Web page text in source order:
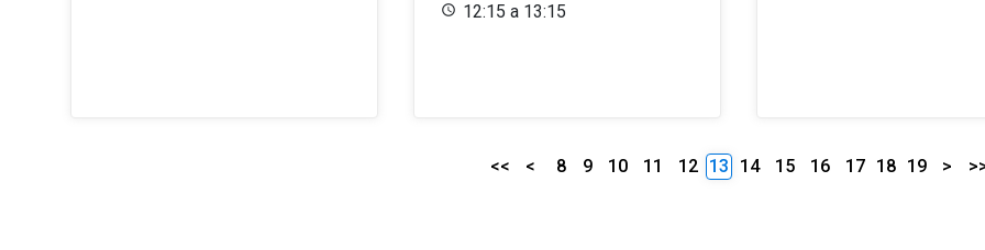
12:15 a 13:15
<< < 8 9 10 11 12 13 14 15 16 17 18 19 >